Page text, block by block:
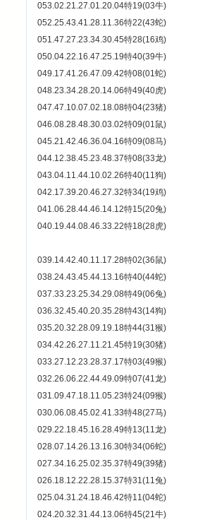
053.02.21.27.01.20.04特19(03牛)
052.25.43.41.28.11.36特22(43蛇)
051.47.27.23.34.30.45特28(16鸡)
050.04.22.16.47.25.19特40(39牛)
049.17.41.26.47.09.42特08(01蛇)
048.23.34.28.20.14.06特49(40虎)
047.47.10.07.02.18.08特04(23猪)
046.08.28.48.30.03.02特09(01鼠)
045.21.42.46.36.04.16特09(08马)
044.12.38.45.23.48.37特08(33龙)
043.04.11.44.10.02.26特40(11狗)
042.17.39.20.46.27.32特34(19鸡)
041.06.28.44.46.14.12特15(20兔)
040.19.44.08.46.33.22特18(28虎)
039.14.42.40.11.17.28特02(36鼠)
038.24.43.45.44.13.16特40(44蛇)
037.33.23.25.34.29.08特49(06兔)
036.32.45.40.20.35.28特43(14狗)
035.20.32.28.09.19.18特44(31猴)
034.42.26.27.11.21.45特19(30猪)
033.27.12.23.28.37.17特03(49猴)
032.26.06.22.44.49.09特07(41龙)
031.09.47.18.11.05.23特24(09猴)
030.06.08.45.02.41.33特48(27马)
029.22.18.45.16.28.49特13(11龙)
028.07.14.26.13.16.30特34(06蛇)
027.34.16.25.02.35.37特49(39猪)
026.18.12.22.28.15.37特31(11兔)
025.04.31.24.18.46.42特11(04蛇)
024.20.32.31.44.13.06特45(21牛)